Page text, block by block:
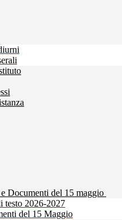
Documenti del 15 maggio
testo 2026-2027
del 15 Maggio